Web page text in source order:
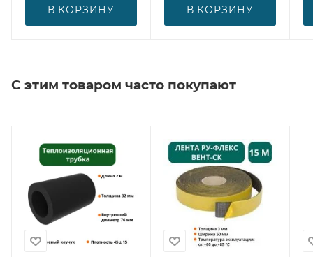
В КОРЗИНУ В КОРЗИНУ
С этим товаром часто покупают